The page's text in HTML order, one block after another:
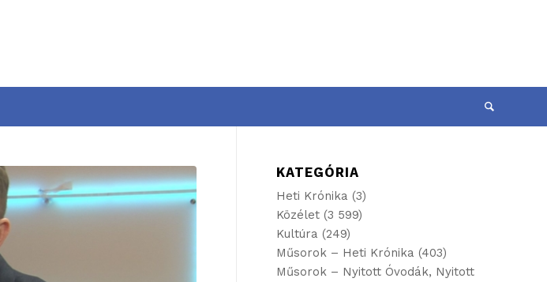
KATEGÓRIA
Heti Krónika (3)
Közélet (3 599)
Kultúra (249)
Műsorok – Heti Krónika (403)
Műsorok – Nyitott Óvodák, Nyitott